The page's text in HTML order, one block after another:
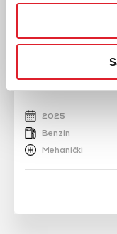
208 1.2
2025
Benzin
Mehanički